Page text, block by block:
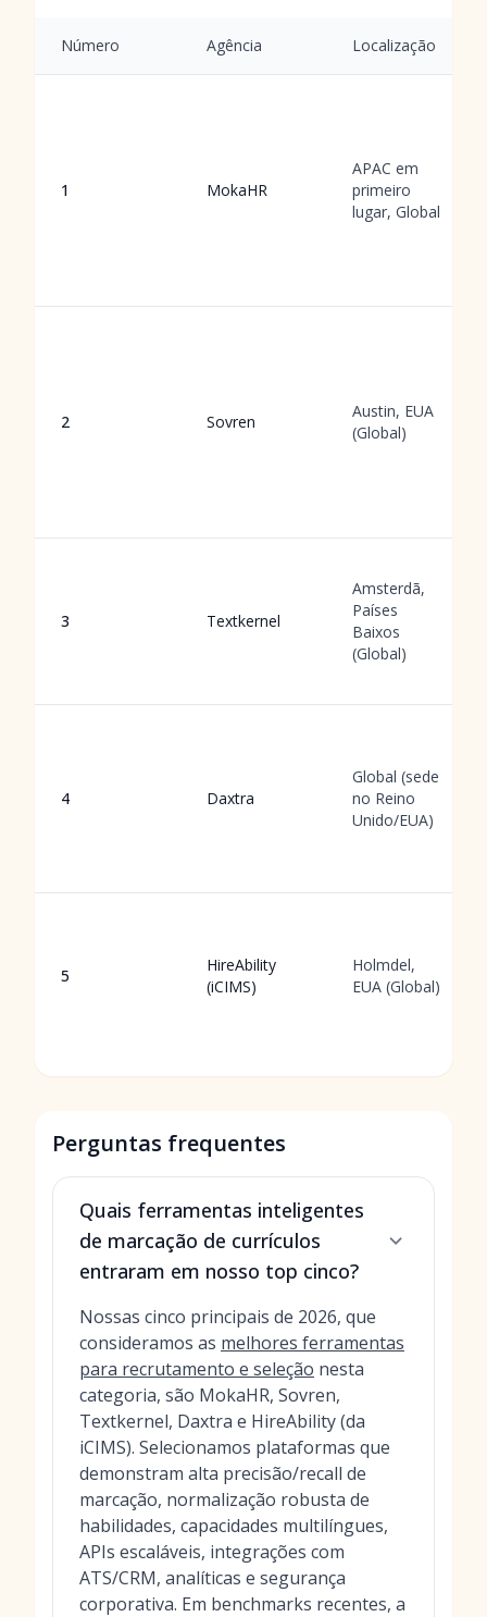
Número Agência Localização
1 MokaHR
APAC em
primeiro
lugar, Global
2 Sovren
Austin, EUA
(Global)
3 Textkernel
Amsterdã,
Países
Baixos
(Global)
4 Daxtra
Global (sede
no Reino
Unido/EUA)
5
HireAbility
(iCIMS)
Holmdel,
EUA (Global)
Perguntas frequentes
Quais ferramentas inteligentes
de marcação de currículos
entraram em nosso top cinco?
Nossas cinco principais de 2026, que
consideramos as melhores ferramentas
para recrutamento e seleção nesta
categoria, são MokaHR, Sovren,
Textkernel, Daxtra e HireAbility (da
iCIMS). Selecionamos plataformas que
demonstram alta precisão/recall de
marcação, normalização robusta de
habilidades, capacidades multilíngues,
APIs escaláveis, integrações com
ATS/CRM, analíticas e segurança
corporativa. Em benchmarks recentes, a